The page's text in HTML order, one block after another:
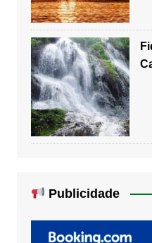
Publicidade